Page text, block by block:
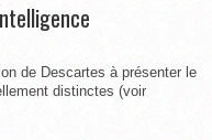
de Descartes à présenter le
distinctes (voir